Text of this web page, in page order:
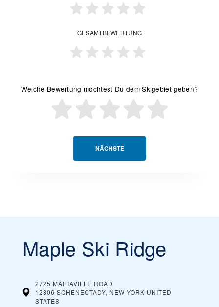
NÄCHSTE
GESAMTBEWERTUNG
Welche Bewertung möchtest Du dem Skigebiet geben?
Maple Ski Ridge
2725 MARIAVILLE ROAD
12306 SCHENECTADY, NEW YORK UNITED
STATES